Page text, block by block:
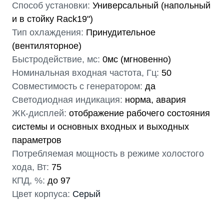
Способ установки: Универсальный (напольный
и в стойку Rack19")
Тип охлаждения: Принудительное
(вентиляторное)
Быстродействие, мс: 0мс (мгновенно)
Номинальная входная частота, Гц: 50
Совместимость с генератором: да
Светодиодная индикация: норма, авария
ЖК-дисплей: отображение рабочего состояния
системы и основных входных и выходных
параметров
Потребляемая мощность в режиме холостого
хода, Вт: 75
КПД, %: до 97
Цвет корпуса: Серый